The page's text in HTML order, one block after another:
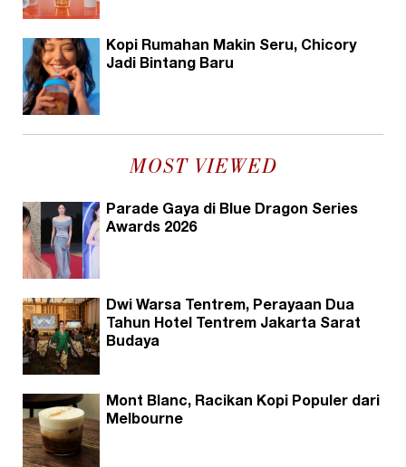
Kopi Rumahan Makin Seru, Chicory
Jadi Bintang Baru
MOST VIEWED
Parade Gaya di Blue Dragon Series
Awards 2026
Dwi Warsa Tentrem, Perayaan Dua
Tahun Hotel Tentrem Jakarta Sarat
Budaya
Mont Blanc, Racikan Kopi Populer dari
Melbourne